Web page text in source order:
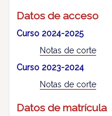
Datos de acceso
Curso 2024-2025
Notas de corte
Curso 2023-2024
Notas de corte
Datos de matrícula